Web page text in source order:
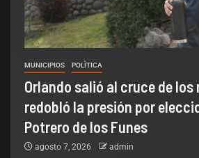
MUNICIPIOS POLÌTICA
Orlando salió al cruce de los
redobló la presión por
Potrero de los Funes
agosto 7, 2026 admin